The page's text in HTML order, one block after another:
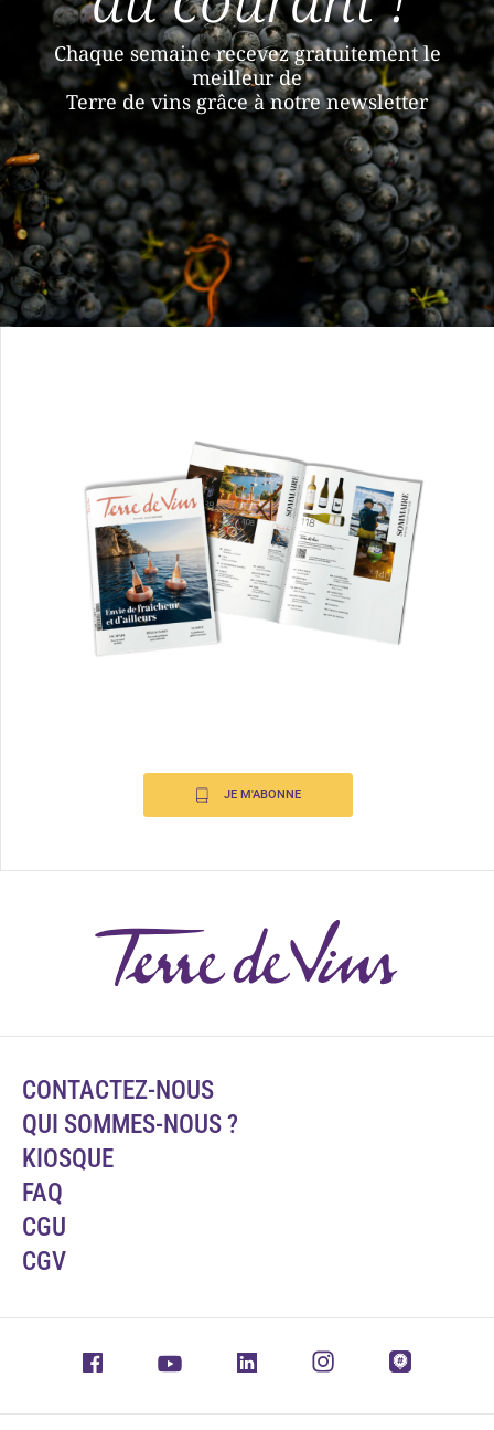
Chaque semaine recevez gratuitement le
meilleur de
Terre de vins grâce à notre newsletter
JE M'ABONNE
CONTACTEZ-NOUS
QUI SOMMES-NOUS ?
KIOSQUE
FAQ
CGU
CGV